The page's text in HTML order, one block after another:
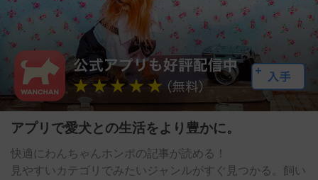
アプリで愛犬との生活をより豊かに。
快適にわんちゃんホンポの記事が読める！
見やすいカテゴリでみたいジャンルがすぐ見つかる。飼い